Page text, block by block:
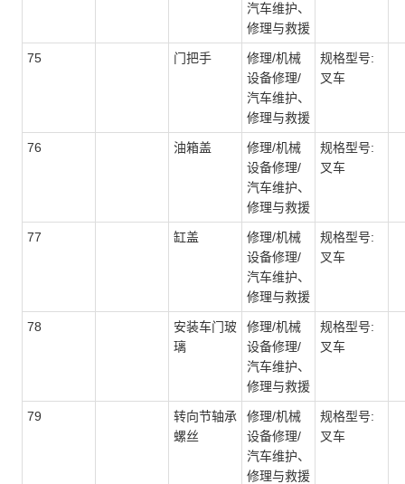
汽车维护、
修理与救援
75 门把手
修理/机械
设备修理/
汽车维护、
修理与救援
规格型号:
叉车
76 油箱盖
修理/机械
设备修理/
汽车维护、
修理与救援
规格型号:
叉车
77 缸盖
修理/机械
设备修理/
汽车维护、
修理与救援
规格型号:
叉车
78
安装车门玻
璃
修理/机械
设备修理/
汽车维护、
修理与救援
规格型号:
叉车
79
转向节轴承
螺丝
修理/机械
设备修理/
汽车维护、
修理与救援
规格型号:
叉车